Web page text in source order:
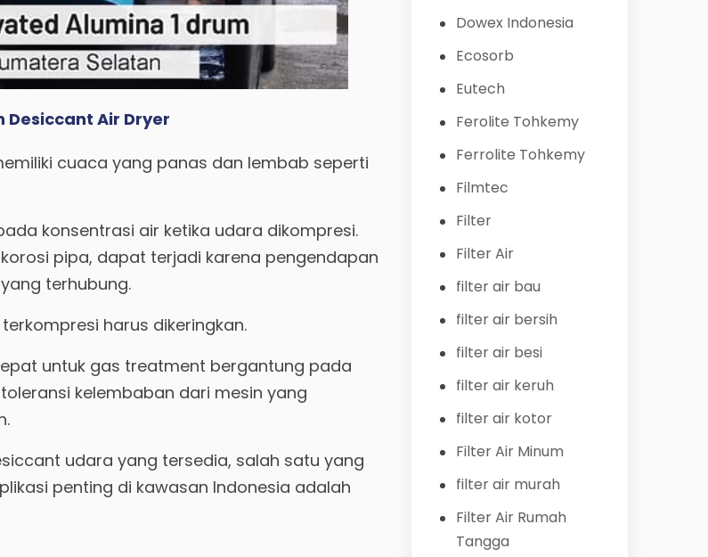
Air Dryer
cuaca yang panas dan lembab seperti
konsentrasi air ketika udara dikompresi.
pipa, dapat terjadi karena pengendapan
terhubung.
harus dikeringkan.
untuk gas treatment bergantung pada
kelembaban dari mesin yang
udara yang tersedia, salah satu yang
penting di kawasan Indonesia adalah
Dowex Indonesia
Ecosorb
Eutech
Ferolite Tohkemy
Ferrolite Tohkemy
Filmtec
Filter
Filter Air
filter air bau
filter air bersih
filter air besi
filter air keruh
filter air kotor
Filter Air Minum
filter air murah
Filter Air Rumah
Tangga